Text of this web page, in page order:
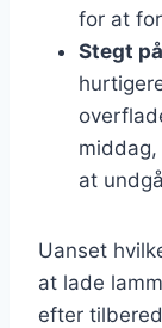
for at
Stegt
at
Uanset
at lade
efter